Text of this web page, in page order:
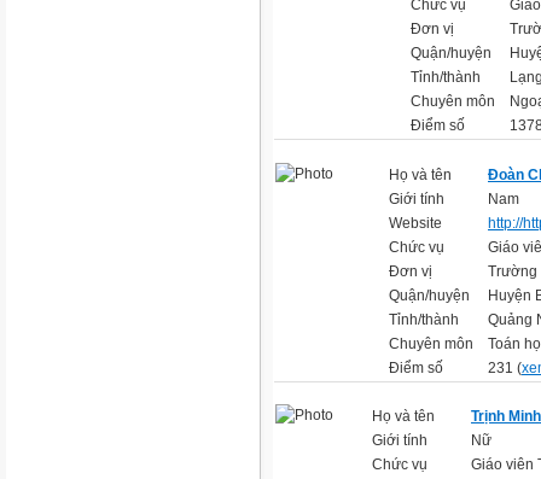
Chức vụ
Đơn vị
Quận/huyện
Tỉnh/thành
Chuyên môn
Điểm số
Họ và tên
Đoàn
Giới tính
Nam
Website
http://
Chức vụ
Giáo
Đơn vị
Trường
Quận/huyện
Huyện
Tỉnh/thành
Quảng
Chuyên môn
Toán
Điểm số
231 (
Họ và tên
Trịnh
Giới tính
Nữ
Chức vụ
Giáo viên